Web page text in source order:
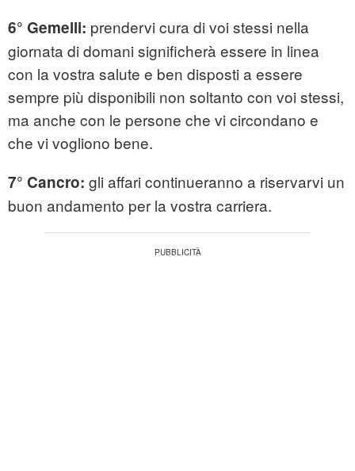
6° Gemelli: prendervi cura di voi stessi nella
giornata di domani significherà essere in linea
con la vostra salute e ben disposti a essere
sempre più disponibili non soltanto con voi stessi,
ma anche con le persone che vi circondano e
che vi vogliono bene.
7° Cancro: gli affari continueranno a riservarvi un
buon andamento per la vostra carriera.